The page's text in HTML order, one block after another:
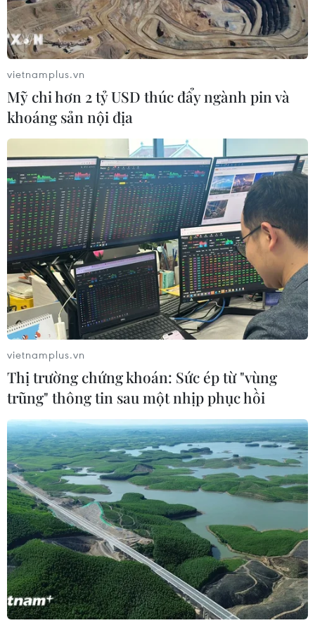
Lịch thi đấu ASEAN Cup 2026 ngày
7/8: Việt Nam hướng đến ngôi đầu
07/08/2026 00:07
Công Phượng gặp thử thách lớn
trong ngày tái xuất V-League 2026/27
Nhận định Việt Nam vs
Campuchia: Vì sao thầy trò HLV Kim
Sang-sik cần giành ngôi đầu bảng?
06/08/2026 11:05
Nhận định Việt Nam vs Campuchia:
'Phù thủy Kim' sẽ xoay tua toan tính
đường dài?
hướng tới chiến thắng để giữ ngôi
đầu bảng'
06/08/2026 07:25
Chủ tịch Liên đoàn Bóng đá thế giới
chịu sức ép chưa từng có
06/08/2026 04:12
Futsal Việt Nam bất bại sau trận hòa
vietnamplus.vn
Mỹ chi hơn 2 tỷ USD thúc đẩy ngành pin và
khoáng sản nội địa
vietnamplus.vn
Thị trường chứng khoán: Sức ép từ "vùng
trũng" thông tin sau một nhịp phục hồi